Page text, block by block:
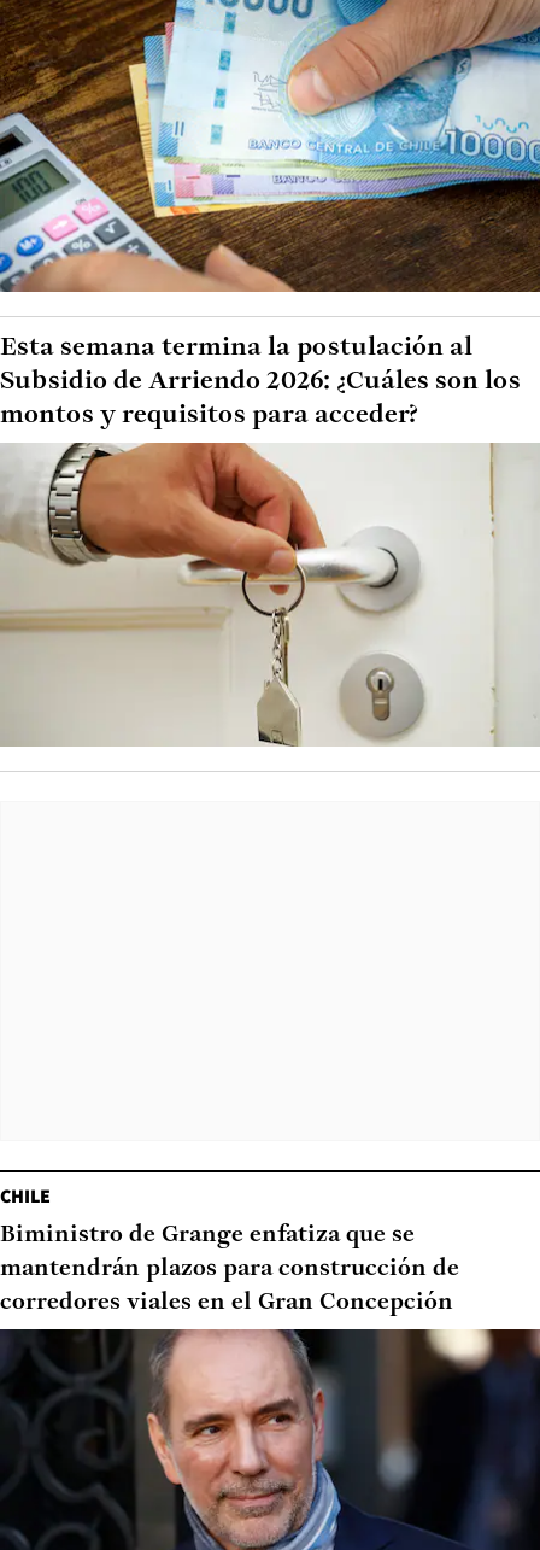
Esta semana termina la postulación al
Subsidio de Arriendo 2026: ¿Cuáles son los
montos y requisitos para acceder?
CHILE
Biministro de Grange enfatiza que se
mantendrán plazos para construcción de
corredores viales en el Gran Concepción